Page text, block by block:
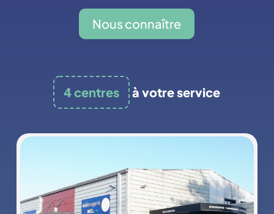
Nous connaître
4 centres à votre service